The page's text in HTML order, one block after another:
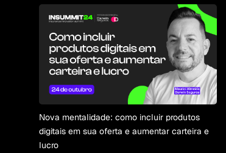
Nova mentalidade: como incluir produtos
digitais em sua oferta e aumentar carteira e
lucro